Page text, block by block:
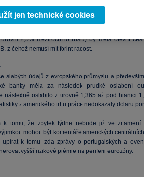
data za červnovou
inflaci
dáno snižováním regulovaných cen a faktem, že
2,5% meziročního růstu) by měla otevřít
z čehož nemusí mítforintradost.
slabých údajů z evropského průmyslu a
banky měla za následek prudké oslabení
následně oslabilo z úrovně 1,365 až pod hranici
z amerického trhu práce nedokázaly dolaru
k tomu, že zbytek týdne nebude již ve znamení
mohou být komentáře amerických
upírat k tomu, zda zprávy o portugalských a
vyšší rizikové prémie na periferii eurozóny.
jen technické cookies